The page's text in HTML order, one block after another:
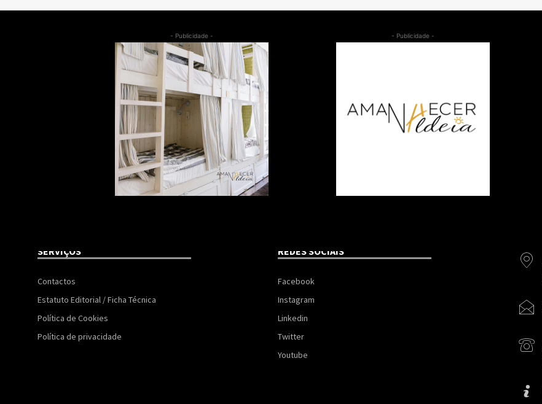
- Publicidade - - Publicidade -
SERVIÇOS
Contactos
Estatuto Editorial / Ficha Técnica
Política de Cookies
Política de privacidade
REDES SOCIAIS
Facebook
Instagram
Linkedin
Twitter
Youtube